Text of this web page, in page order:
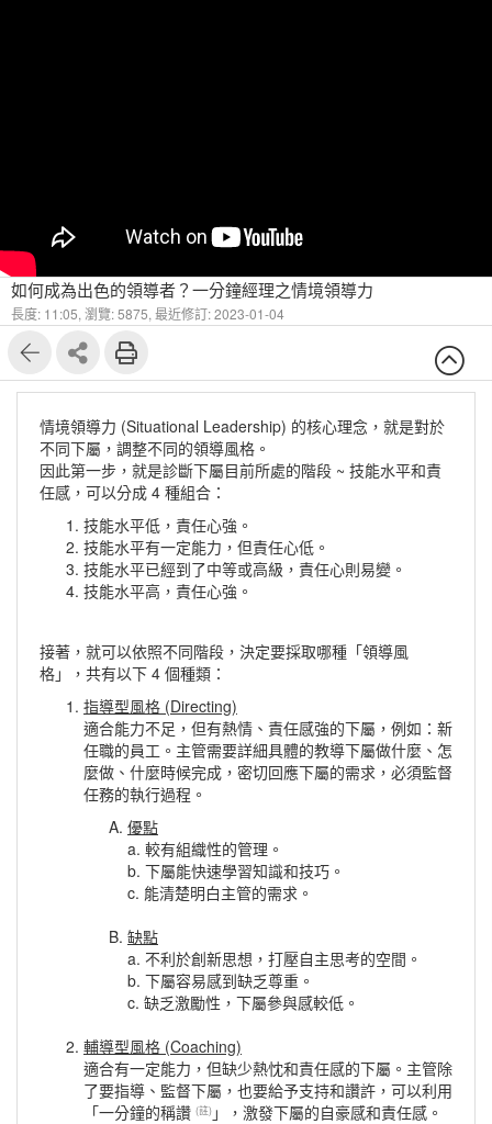
如何成為出色的領導者？一分鐘經理之情境領導力
長度: 11:05, 瀏覽: 5875, 最近修訂: 2023-01-04
情境領導力 (Situational Leadership) 的核心理念，就是對於
不同下屬，調整不同的領導風格。
因此第一步，就是診斷下屬目前所處的階段 ~ 技能水平和責
任感，可以分成 4 種組合：
技能水平低，責任心強。
技能水平有一定能力，但責任心低。
技能水平已經到了中等或高級，責任心則易變。
技能水平高，責任心強。
接著，就可以依照不同階段，決定要採取哪種「領導風
格」，共有以下 4 個種類：
指導型風格 (Directing)
適合能力不足，但有熱情、責任感強的下屬，例如：新
任職的員工。主管需要詳細具體的教導下屬做什麼、怎
麼做、什麼時候完成，密切回應下屬的需求，必須監督
任務的執行過程。
優點
a. 較有組織性的管理。
b. 下屬能快速學習知識和技巧。
c. 能清楚明白主管的需求。
缺點
a. 不利於創新思想，打壓自主思考的空間。
b. 下屬容易感到缺乏尊重。
c. 缺乏激勵性，下屬參與感較低。
輔導型風格 (Coaching)
適合有一定能力，但缺少熱忱和責任感的下屬。主管除
了要指導、監督下屬，也要給予支持和讚許，可以利用
「一分鐘的稱讚 (註) 」，激發下屬的自豪感和責任感。